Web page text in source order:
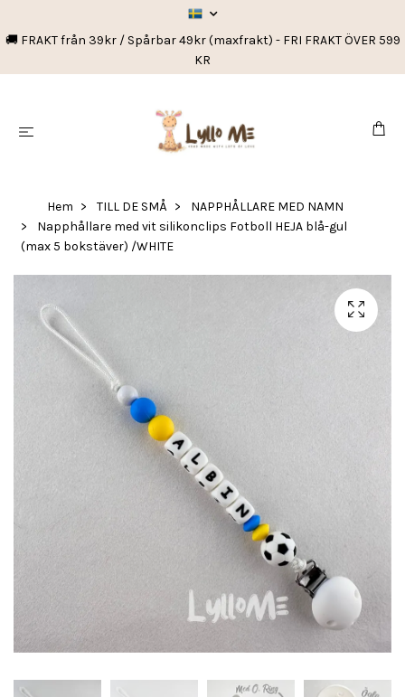
🚚 FRAKT från 39kr / Spårbar 49kr (maxfrakt) - FRI FRAKT ÖVER 599
KR
Hem TILL DE SMÅ
NAPPHÅLLARE MED NAMN
Napphållare med vit silikonclips Fotboll HEJA blå-gul
(max 5 bokstäver) /WHITE